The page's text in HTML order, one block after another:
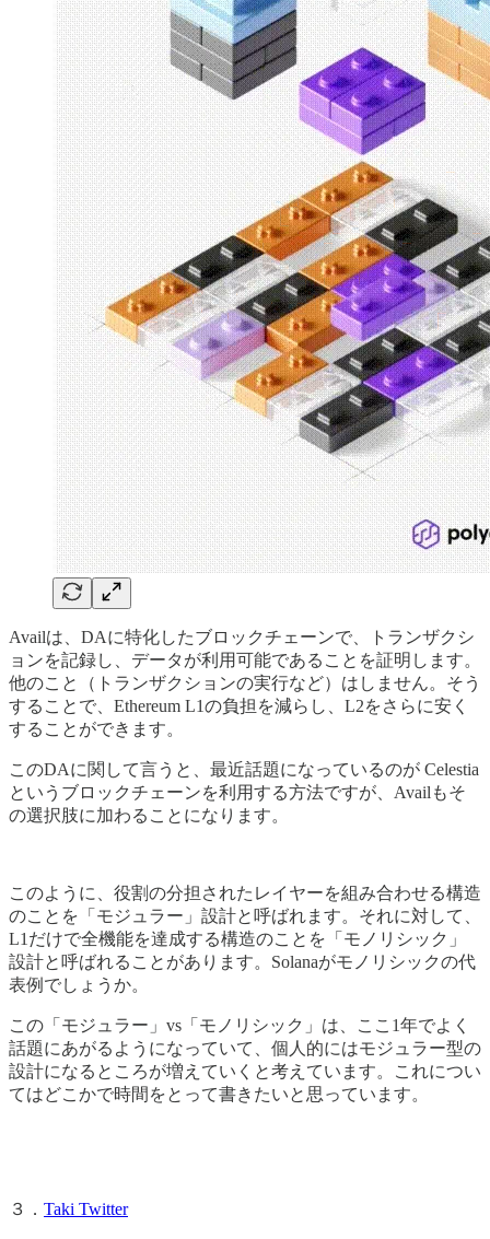
Availは、DAに特化したブロックチェーンで、トランザクシ
ョンを記録し、データが利用可能であることを証明します。
他のこと（トランザクションの実行など）はしません。そう
することで、Ethereum L1の負担を減らし、L2をさらに安く
することができます。
このDAに関して言うと、最近話題になっているのが Celestia
というブロックチェーンを利用する方法ですが、Availもそ
の選択肢に加わることになります。
このように、役割の分担されたレイヤーを組み合わせる構造
のことを「モジュラー」設計と呼ばれます。それに対して、
L1だけで全機能を達成する構造のことを「モノリシック」
設計と呼ばれることがあります。Solanaがモノリシックの代
表例でしょうか。
この「モジュラー」vs「モノリシック」は、ここ1年でよく
話題にあがるようになっていて、個人的にはモジュラー型の
設計になるところが増えていくと考えています。これについ
てはどこかで時間をとって書きたいと思っています。
３． Taki Twitter